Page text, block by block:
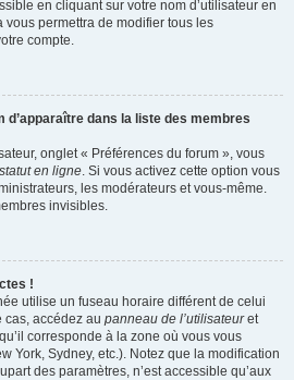
en cliquant sur votre nom d’utilisateur en
vous permettra de modifier tous les
compte.
d’apparaître dans la liste des membres
onglet « Préférences du forum », vous
en ligne. Si vous activez cette option vous
les modérateurs et vous-même.
invisibles.
!
utilise un fuseau horaire différent de celui
cas, accédez au panneau de l’utilisateuret
corresponde à la zone où vous vous
York, Sydney, etc.). Notez que la modification
des paramètres, n’est accessible qu’aux